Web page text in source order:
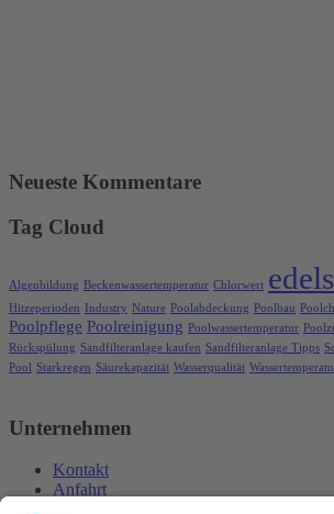
Neueste Kommentare
Tag Cloud
Algenbildung Beckenwassertemperatur Chlorwert
Hitzeperioden
Industry Nature Poolabdeckung Poolbau
Poolpflege Poolreinigung Poolwassertemperatur
Rückspülung Sandfilteranlage kaufen Sandfilteranlage Tipps
Pool
Starkregen Säurekapazität Wasserqualität
Unternehmen
Kontakt
Anfahrt